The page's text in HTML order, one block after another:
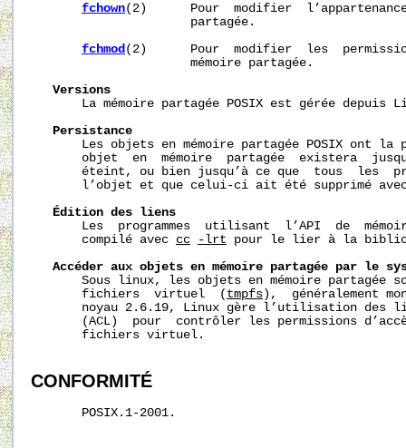
fchown(2)      Pour  modifier
                      partagée.
fchmod (2)      Pour  modifier  les
                      mémoire partagée.
Versions
La mémoire partagée POSIX est gérée depuis
Persistance
Les objets en mémoire partagée POSIX ont la
objet  en  mémoire  partagée  existera
éteint, ou bien jusqu’à ce que  tous  les
l’objet et que celui-ci ait été supprimé
Édition des
liens
Les  programmes  utilisant  l’API  de
       compilé avec
cc -lrt pour le lier à la
Accéder aux objets en mémoire partagée par le
Sous linux, les objets en mémoire partagée
       fichiers  virtuel  (
tmpfs ),  généralement
noyau 2.6.19, Linux gère l’utilisation des
(ACL)  pour  contrôler les permissions
       fichiers virtuel.
CONFORMITÉ
       POSIX.1-2001.